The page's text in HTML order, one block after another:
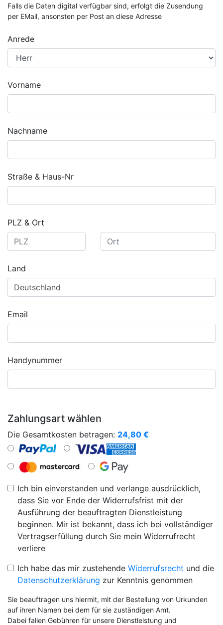
Falls die Daten digital verfügbar sind, erfolgt die Zusendung
per EMail, ansonsten per Post an diese Adresse
Anrede
Vorname
Nachname
Straße & Haus-Nr
PLZ & Ort
Land
Email
Handynummer
Zahlungsart wählen
Die Gesamtkosten betragen: 24,80 €
Ich bin einverstanden und verlange ausdrücklich,
dass Sie vor Ende der Widerrufsfrist mit der
Ausführung der beauftragten Dienstleistung
beginnen. Mir ist bekannt, dass ich bei vollständiger
Vertragserfüllung durch Sie mein Widerrufrecht
verliere
Ich habe das mir zustehende Widerrufsrecht und die
Datenschutzerklärung zur Kenntnis genommen
Sie beauftragen uns hiermit, mit der Bestellung von Urkunden
auf ihren Namen bei dem für sie zuständigen Amt.
Dabei fallen Gebühren für unsere Dienstleistung und